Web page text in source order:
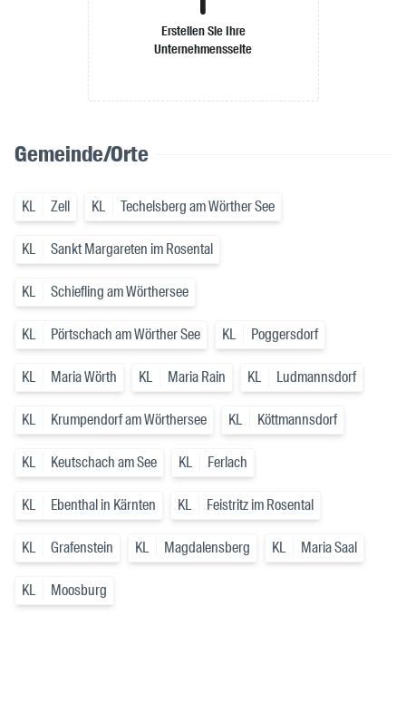
Erstellen Sie Ihre
Unternehmensseite
Gemeinde/Orte
KL Zell KL Techelsberg am Wörther See
KL Sankt Margareten im Rosental
KL Schiefling am Wörthersee
KL Pörtschach am Wörther See KL Poggersdorf
KL Maria Wörth KL Maria Rain KL Ludmannsdorf
KL Krumpendorf am Wörthersee KL Köttmannsdorf
KL Keutschach am See KL Ferlach
KL Ebenthal in Kärnten KL Feistritz im Rosental
KL Grafenstein KL Magdalensberg KL Maria Saal
KL Moosburg